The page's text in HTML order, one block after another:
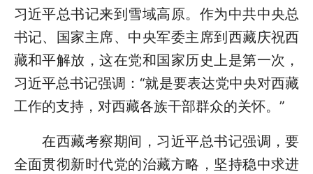
习近平总书记来到雪域高原。作为中共中央总
书记、国家主席、中央军委主席到西藏庆祝西
藏和平解放，这在党和国家历史上是第一次，
习近平总书记强调：“就是要表达党中央对西藏
工作的支持，对西藏各族干部群众的关怀。”
在西藏考察期间，习近平总书记强调，要
全面贯彻新时代党的治藏方略，坚持稳中求进